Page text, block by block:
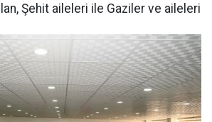
Şehit aileleri ile Gaziler ve aileleri